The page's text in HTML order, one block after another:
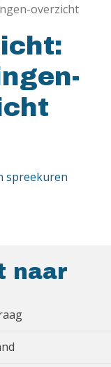
overzicht
spreekuren
naar